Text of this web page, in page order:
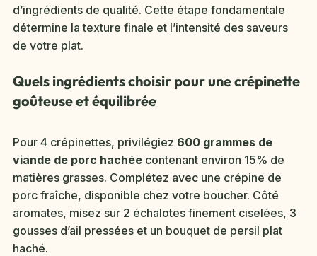
d’ingrédients de qualité. Cette étape fondamentale
détermine la texture finale et l’intensité des saveurs
de votre plat.
Quels ingrédients choisir pour une crépinette
goûteuse et équilibrée
Pour 4 crépinettes, privilégiez 600 grammes de
viande de porc hachée contenant environ 15% de
matières grasses. Complétez avec une crépine de
porc fraîche, disponible chez votre boucher. Côté
aromates, misez sur 2 échalotes finement ciselées, 3
gousses d’ail pressées et un bouquet de persil plat
haché.